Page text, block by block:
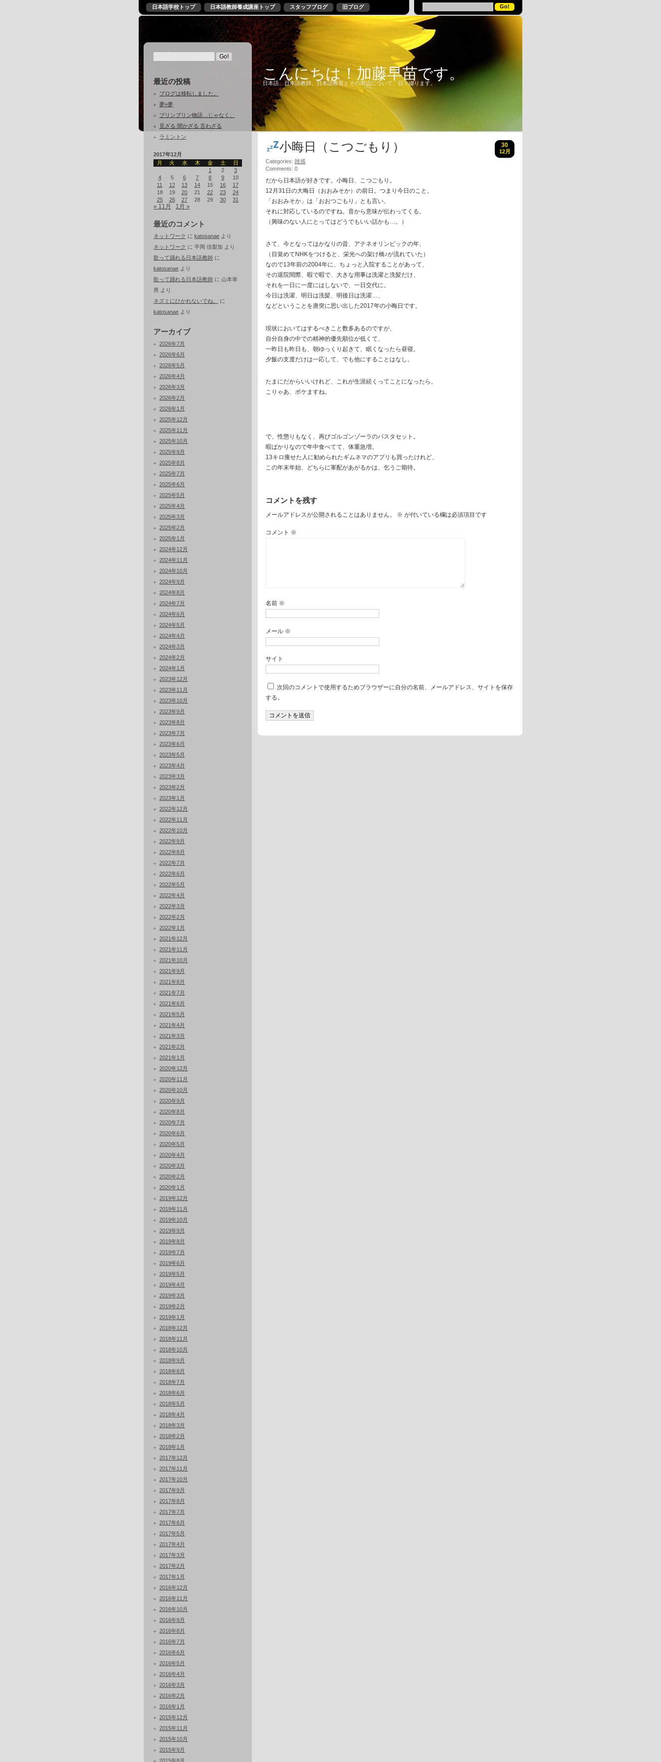
日本語学校トップ 日本語教師養成講座トップ スタッフブログ 旧ブログ
最近の投稿
ブログは移転しました。
夢×夢
プリンプリン物語…じゃなく、
見ざる 聞かざる 言わざる
ラミントン
2017年12月
月
火 水 木 金 土
日
1
2
3
4
5 6 7 8 9
10
11
12 13 14 15 16
17
18
19 20 21 22 23
24
25
26 27 28 29 30 31
« 11月 1月 »
最近のコメント
ネットワーク に katosanae より
ネットワーク に 平岡 佳梨加 より
歌って踊れる日本語教師 に
katosanae より
歌って踊れる日本語教師 に 山本幸
男 より
ネズミにひかれないでね。
に
katosanae より
アーカイブ
2026年7月
2026年6月
2026年5月
2026年4月
2026年3月
2026年2月
2026年1月
2025年12月
2025年11月
2025年10月
2025年9月
2025年8月
2025年7月
2025年6月
2025年5月
2025年4月
2025年3月
2025年2月
2025年1月
2024年12月
2024年11月
2024年10月
2024年9月
2024年8月
2024年7月
2024年6月
2024年5月
2024年4月
2024年3月
2024年2月
2024年1月
2023年12月
2023年11月
2023年10月
2023年9月
2023年8月
2023年7月
2023年6月
2023年5月
2023年4月
2023年3月
2023年2月
2023年1月
2022年12月
2022年11月
2022年10月
2022年9月
2022年8月
2022年7月
2022年6月
2022年5月
2022年4月
2022年3月
2022年2月
2022年1月
2021年12月
2021年11月
2021年10月
2021年9月
2021年8月
2021年7月
2021年6月
2021年5月
2021年4月
2021年3月
2021年2月
2021年1月
2020年12月
2020年11月
2020年10月
2020年9月
2020年8月
2020年7月
2020年6月
2020年5月
2020年4月
2020年3月
2020年2月
2020年1月
2019年12月
2019年11月
2019年10月
2019年9月
2019年8月
2019年7月
2019年6月
2019年5月
2019年4月
2019年3月
2019年2月
2019年1月
2018年12月
2018年11月
2018年10月
2018年9月
2018年8月
2018年7月
2018年6月
2018年5月
2018年4月
2018年3月
2018年2月
2018年1月
2017年12月
2017年11月
2017年10月
2017年9月
2017年8月
2017年7月
2017年6月
2017年5月
2017年4月
2017年3月
2017年2月
2017年1月
2016年12月
2016年11月
2016年10月
2016年9月
2016年8月
2016年7月
2016年6月
2016年5月
2016年4月
2016年3月
2016年2月
2016年1月
2015年12月
2015年11月
2015年10月
2015年9月
2015年8月
こんにちは！加藤早苗です。
日本語、日本語教師、日本語教育とその周辺について、日々綴ります。
小晦日（こつごもり） 30
12月
Categories: 雑感
Comments: 0
だから日本語が好きです。小晦日、こつごもり。
12月31日の大晦日（おおみそか）の前日。つまり今日のこと。
「おおみそか」は「おおつごもり」とも言い、
それに対応しているのですね。音から意味が伝わってくる。
（興味のない人にとってはどうでもいい話かも…。）
さて、今となってはかなりの昔、アテネオリンピックの年、
（目覚めてNHKをつけると、栄光への架け橋♪が流れていた）
なので13年前の2004年に、ちょっと入院することがあって、
その退院間際、暇で暇で、大きな用事は洗濯と洗髪だけ、
それを一日に一度にはしないで、一日交代に。
今日は洗濯、明日は洗髪、明後日は洗濯…、
などということを唐突に思い出した2017年の小晦日です。
現状においてはするべきこと数多あるのですが、
自分自身の中での精神的優先順位が低くて、
一昨日も昨日も、朝ゆっくり起きて、眠くなったら昼寝。
夕飯の支度だけは一応して、でも他にすることはなし。
たまにだからいいけれど、これが生涯続くってことになったら、
こりゃあ、ボケますね。
で、性懲りもなく、再びゴルゴンゾーラのパスタセット。
暇ばかりなので年中食べてて、体重急増。
13キロ痩せた人に勧められたギムネマのアプリも買ったけれど、
この年末年始、どちらに軍配があがるかは、乞うご期待。
コメントを残す
メールアドレスが公開されることはありません。 ※ が付いている欄は必須項目です
コメント ※
名前 ※
メール ※
サイト
次回のコメントで使用するためブラウザーに自分の名前、メールアドレス、サイトを保存
する。